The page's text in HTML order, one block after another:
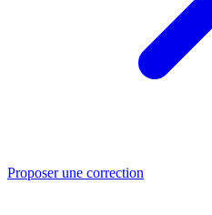
Proposer une correction